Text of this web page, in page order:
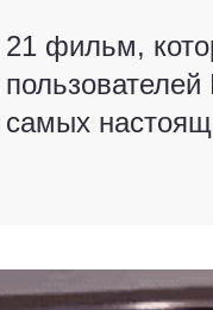
21 фильм,
самых